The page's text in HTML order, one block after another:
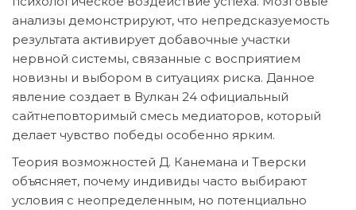
анализы демонстрируют, что непредсказуемость
результата активирует добавочные участки
нервной системы, связанные с восприятием
новизны и выбором в ситуациях риска. Данное
явление создает в Вулкан 24 официальный
сайтнеповторимый смесь медиаторов, который
делает чувство победы особенно ярким.
Теория возможностей Д. Канемана и Тверски
объясняет, почему индивиды часто выбирают
условия с неопределенным, но потенциально